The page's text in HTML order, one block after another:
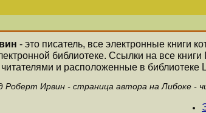
- это писатель, все электронные книги
библиотеке. Ссылки на все
читателями и расположенные в библиотеке
Роберт Ирвин - страница автора на Либоке -